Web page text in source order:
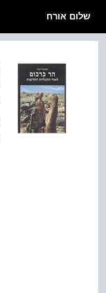
שלום אורח